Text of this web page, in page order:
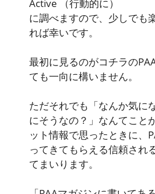
Active
（行動的に）
に調べますので、少しでも
れば幸いです。
最初に見るのがコチラの
ても一向に構いません。
ただそれでも「なんか気に
にそうなの？」なんてこと
ット情報で思ったときに、
ってきてもらえる信頼され
てまいります。